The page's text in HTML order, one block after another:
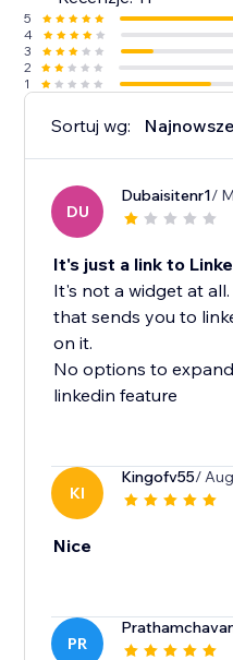
5
4
3
2
1
Sortuj wg: Najnowsze
DU
Dubaisitenr1/
It's just a link to
It's not a widget at
that sends you to
on it.
No options to
linkedin feature
KI
Kingofv55/
Nice
PR